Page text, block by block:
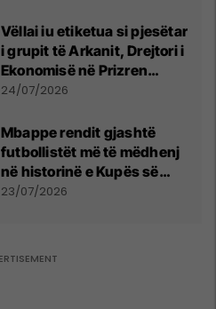
Vëllai iu etiketua si pjesëtar
i grupit të Arkanit, Drejtori i
Ekonomisë në Prizren
mohon pretendimet
24/07/2026
Mbappe rendit gjashtë
futbollistët më të mëdhenj
në historinë e Kupës së
Botës, Messi mbetet i dyti
23/07/2026